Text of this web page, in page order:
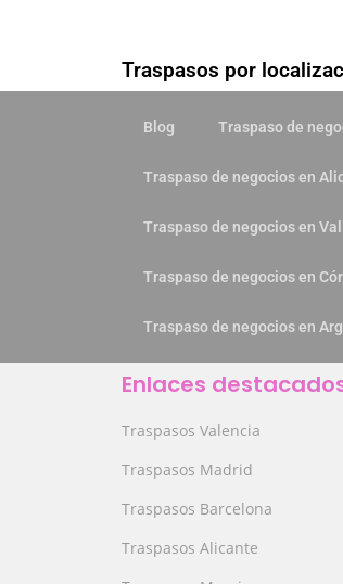
Traspasos por
Blog Traspaso de
Traspaso de negocios en
Traspaso de negocios en
Traspaso de negocios en
Traspaso de negocios en
Enlaces
Traspasos Valencia
Traspasos Madrid
Traspasos Barcelona
Traspasos Alicante